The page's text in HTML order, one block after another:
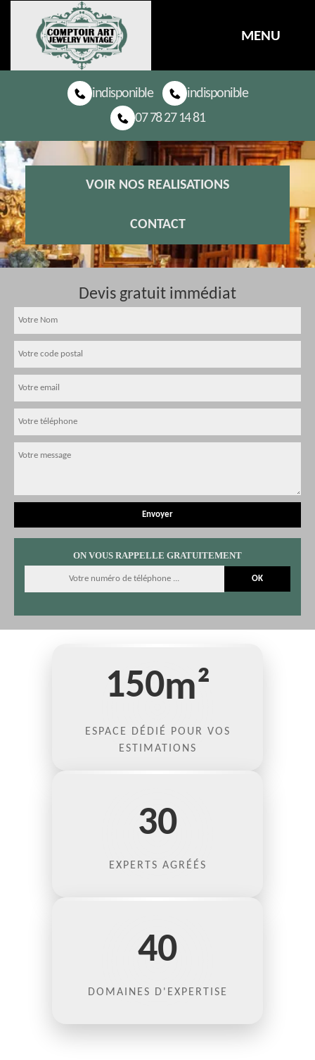
MENU
indisponible
indisponible
07 78 27 14 81
VOIR NOS REALISATIONS
CONTACT
Devis gratuit immédiat
ON VOUS RAPPELLE GRATUITEMENT
150m²
ESPACE DÉDIÉ POUR VOS
ESTIMATIONS
30
EXPERTS AGRÉÉS
40
DOMAINES D'EXPERTISE